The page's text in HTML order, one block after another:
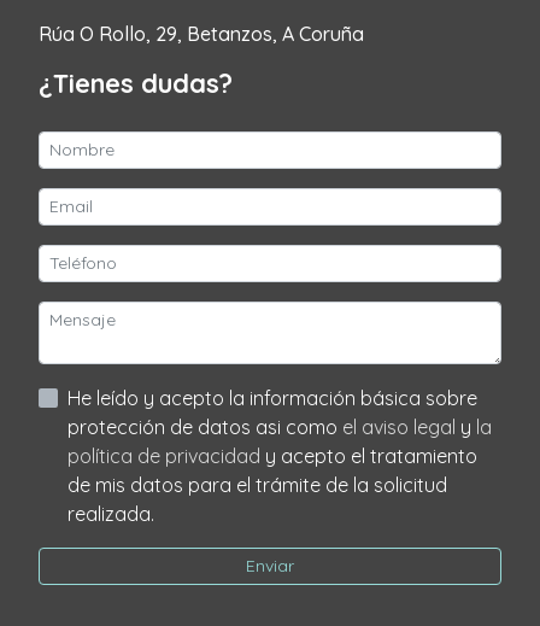
Rúa O Rollo, 29, Betanzos, A Coruña
¿Tienes dudas?
He leído y acepto la información básica sobre
protección de datos asi como el aviso legal y la
política de privacidad y acepto el tratamiento
de mis datos para el trámite de la solicitud
realizada.
Enviar